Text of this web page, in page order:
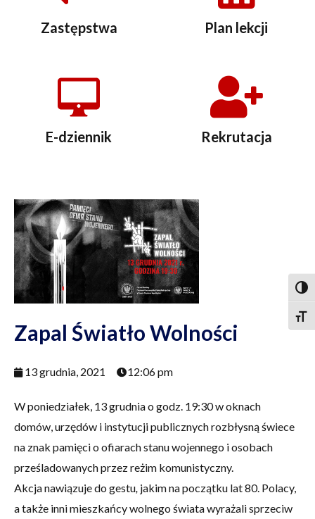
Zastępstwa Plan lekcji
E-dziennik Rekrutacja
Zapal Światło Wolności
13 grudnia, 2021 12:06 pm
W poniedziałek, 13 grudnia o godz. 19:30 w oknach
domów, urzędów i instytucji publicznych rozbłysną świece
na znak pamięci o ofiarach stanu wojennego i osobach
prześladowanych przez reżim komunistyczny.
Akcja nawiązuje do gestu, jakim na początku lat 80. Polacy,
a także inni mieszkańcy wolnego świata wyrażali sprzeciw